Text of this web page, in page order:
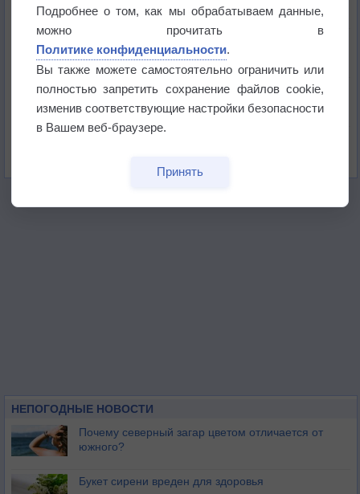
Атмосфера начала замерзать
В Приморье обнаружены морские волны тепла
Изменение климата повлияло на ареал обитания
НЕПОГОДНЫЕ НОВОСТИ
Почему северный загар цветом отличается от
южного?
Букет сирени вреден для здоровья
Подробнее о том, как мы обрабатываем данные,
можно прочитать в
Политике конфиденциальности.
Вы также можете самостоятельно ограничить или
полностью запретить сохранение файлов cookie,
изменив соответствующие настройки безопасности
в Вашем веб-браузере.
Принять